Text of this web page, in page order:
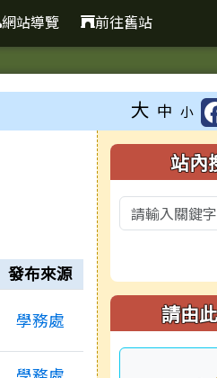
網站導覽 前往舊站
大 中 小
發布來源
學務處
右邊區站內
請由